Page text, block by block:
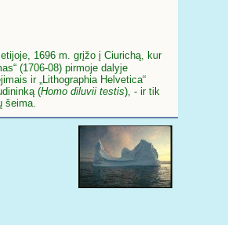
1696 m. grįžo į Ciurichą, kur
(1706-08) pirmoje dalyje
ir „Lithographia Helvetica“
(Homo diluvii testis), - ir tik
šeima.